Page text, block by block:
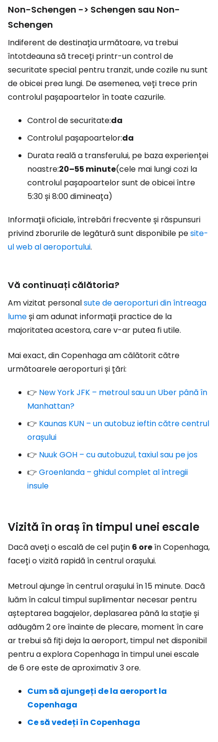
Non-Schengen -> Schengen sau Non-
Schengen
Indiferent de destinația următoare, va trebui
întotdeauna să treceți printr-un control de
securitate special pentru tranzit, unde cozile nu sunt
de obicei prea lungi. De asemenea, veți trece prin
controlul pașapoartelor în toate cazurile.
Control de securitate:da
Controlul pașapoartelor:da
Durata reală a transferului, pe baza experienței
noastre:20–55 minute(cele mai lungi cozi la
controlul pașapoartelor sunt de obicei între
5:30 și 8:00 dimineața)
Informații oficiale, întrebări frecvente și răspunsuri
privind zborurile de legătură sunt disponibile pesite-
ul web al aeroportului.
Vă continuați călătoria?
Am vizitat personalsute de aeroporturi din întreaga
lumeși am adunat informații practice de la
majoritatea acestora, care v-ar putea fi utile.
Mai exact, din Copenhaga am călătorit către
următoarele aeroporturi și țări:
👉 New York JFK – metroul sau un Uber până în
Manhattan?
👉 Kaunas KUN – un autobuz ieftin către centrul
orașului
👉 Nuuk GOH – cu autobuzul, taxiul sau pe jos
👉 Groenlanda – ghidul complet al întregii
insule
Vizită în oraș în timpul unei escale
Dacă aveți o escală de cel puțin 6 oreîn Copenhaga,
faceți o vizită rapidă în centrul orașului.
Metroul ajunge în centrul orașului în 15 minute. Dacă
luăm în calcul timpul suplimentar necesar pentru
așteptarea bagajelor, deplasarea până la stație și
adăugăm 2 ore înainte de plecare, moment în care
ar trebui să fiți deja la aeroport, timpul net disponibil
pentru a explora Copenhaga în timpul unei escale
de 6 ore este de aproximativ 3 ore.
Cum să ajungeți de la aeroport la
Copenhaga
Ce să vedeți în Copenhaga